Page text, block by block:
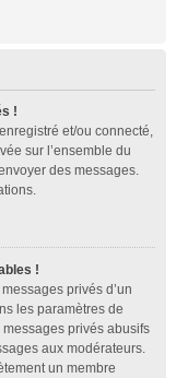
!
et/ou connecté,
sur l’ensemble du
des messages.
!
privés d’un
les paramètres de
privés abusifs
aux modérateurs.
un membre